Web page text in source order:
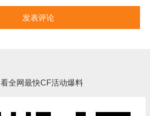
看全网最快CF活动爆料